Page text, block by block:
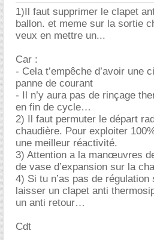
1)Il faut supprimer le clapet
ballon. et meme sur la sortie
veux en mettre un...
Car :
- Cela t’empêche d’avoir une
panne de courant
- Il n’y aura pas de rinçage
en fin de cycle
2) Il faut permuter le départ
chaudière. Pour exploiter
une meilleur réactivité.
3) Attention a la manœuvres
de vase d’expansion sur la
4) Si tu n’as pas de
laisser un clapet anti
un anti retour
Cdt